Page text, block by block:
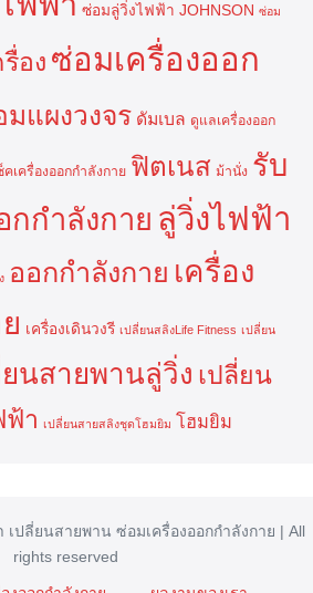
ซ่อมลู่วิ่งไฟฟ้า JOHNSON ซ่อม
อง ซ่อมเครื่องออก
มแผงวงจร ดัมเบล ดูแลเครื่องออก
เครื่องออกกำลังกาย ฟิตเนส ม้านั่ง รับ
กกำลังกาย ลู่วิ่งไฟฟ้า
ออกกำลังกาย เครื่อง
เครื่องเดินวงรี เปลี่ยนสลิงLife Fitness เปลี่ยน
ยนสายพานลู่วิ่ง เปลี่ยน
ฟ้า เปลี่ยนสายสลิงชุดโฮมยิม โฮมยิม
ปลี่ยนสายพาน ซ่อมเครื่องออกกำลังกาย | All
rights reserved